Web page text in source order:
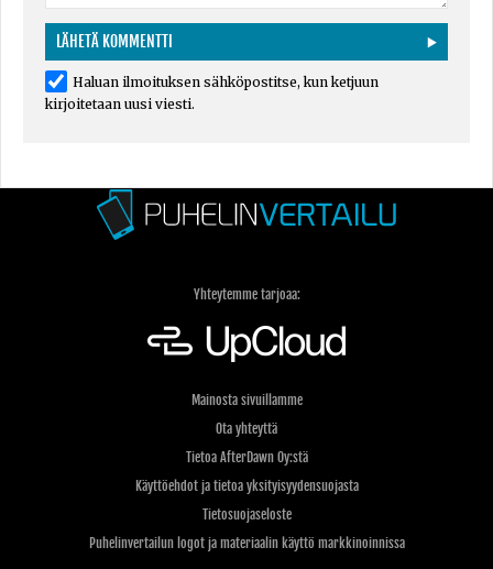
Haluan ilmoituksen sähköpostitse, kun ketjuun
kirjoitetaan uusi viesti.
Yhteytemme tarjoaa:
Mainosta sivuillamme
Ota yhteyttä
Tietoa AfterDawn Oy:stä
Käyttöehdot ja tietoa yksityisyydensuojasta
Tietosuojaseloste
Puhelinvertailun logot ja materiaalin käyttö markkinoinnissa